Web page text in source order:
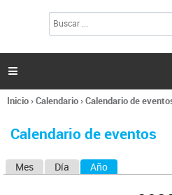
l
s

Se
usted
Inicio›Calendario›Calendario de
Calendario de eventos
Mes Día Año